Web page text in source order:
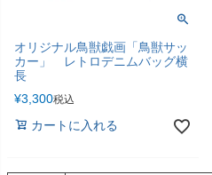
オリジナル鳥獣戯画「鳥獣サッ
カー」 レトロデニムバッグ横
長
¥3,300税込
カートに入れる